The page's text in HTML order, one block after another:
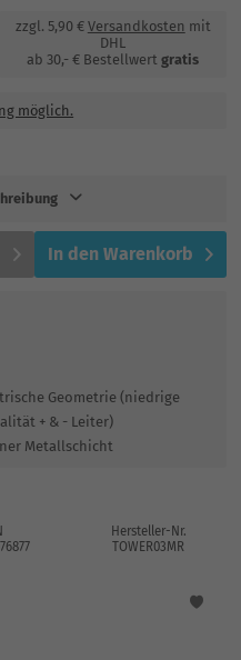
Geometrie (niedrige
+ & - Leiter)
Metallschicht
In den Warenkorb
zzgl. 5,90 € Versandkosten mit
DHL
ab 30,- € Bestellwertgratis
möglich.
Hersteller-Nr.
TOWER03MR